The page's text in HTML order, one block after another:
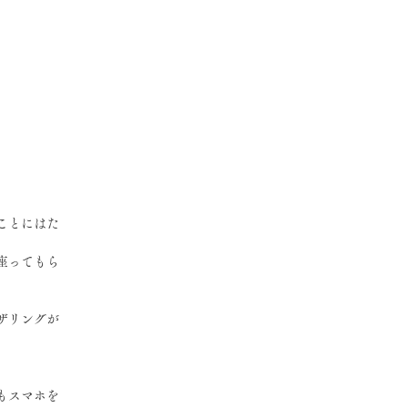
とにはた
ってもら
リングが
スマホを